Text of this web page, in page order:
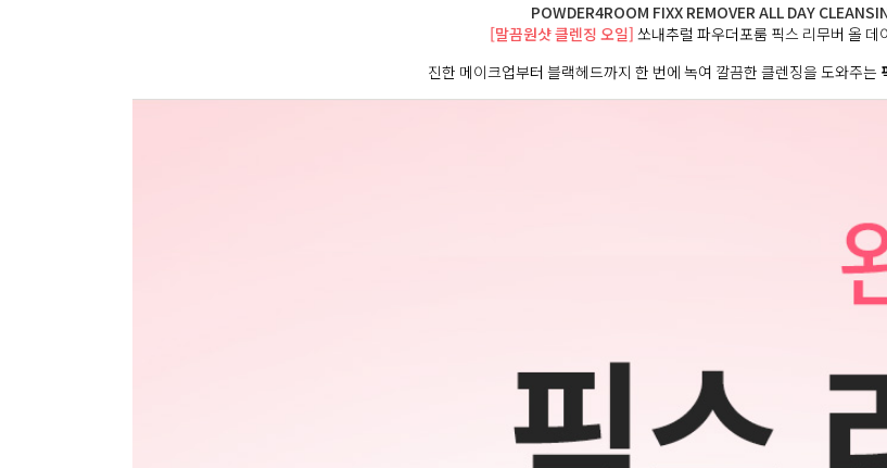
POWDER4ROOM FIXX REMOVER ALL DAY
[말끔원샷 클렌징 오일] 쏘내추럴 파우더포룸 픽스 리무버 올 데
진한 메이크업부터 블랙헤드까지 한 번에 녹여 깔끔한 클렌징을 도와주는